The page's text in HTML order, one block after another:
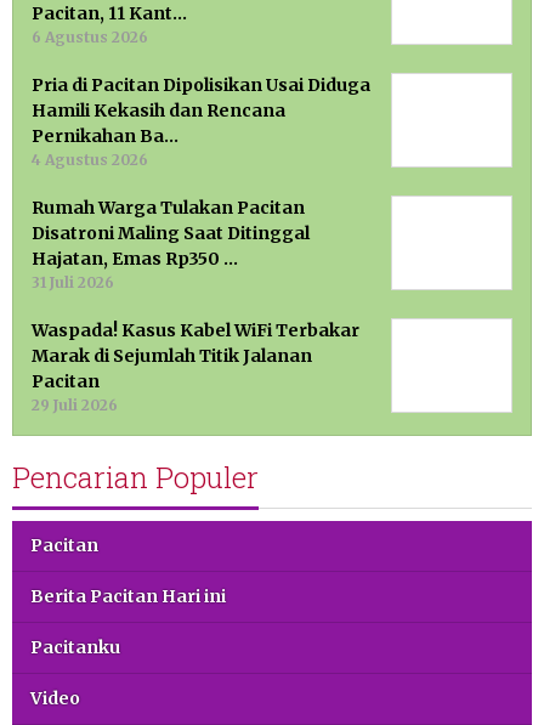
Pacitan, 11 Kant…
6 Agustus 2026
Pria di Pacitan Dipolisikan Usai Diduga
Hamili Kekasih dan Rencana
Pernikahan Ba…
4 Agustus 2026
Rumah Warga Tulakan Pacitan
Disatroni Maling Saat Ditinggal
Hajatan, Emas Rp350 …
31 Juli 2026
Waspada! Kasus Kabel WiFi Terbakar
Marak di Sejumlah Titik Jalanan
Pacitan
29 Juli 2026
Pencarian Populer
Pacitan
Berita Pacitan Hari ini
Pacitanku
Video